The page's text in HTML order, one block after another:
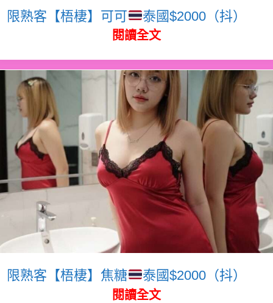
限熟客【梧棲】可可 泰國$2000（抖）
閱讀全文
限熟客【梧棲】焦糖 泰國$2000（抖）
閱讀全文